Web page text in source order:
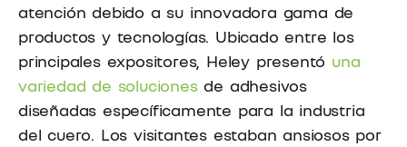
atención debido a su innovadora gama de
productos y tecnologías. Ubicado entre los
principales expositores, Heley presentó una
variedad de solucionesde adhesivos
diseñadas específicamente para la industria
del cuero. Los visitantes estaban ansiosos por